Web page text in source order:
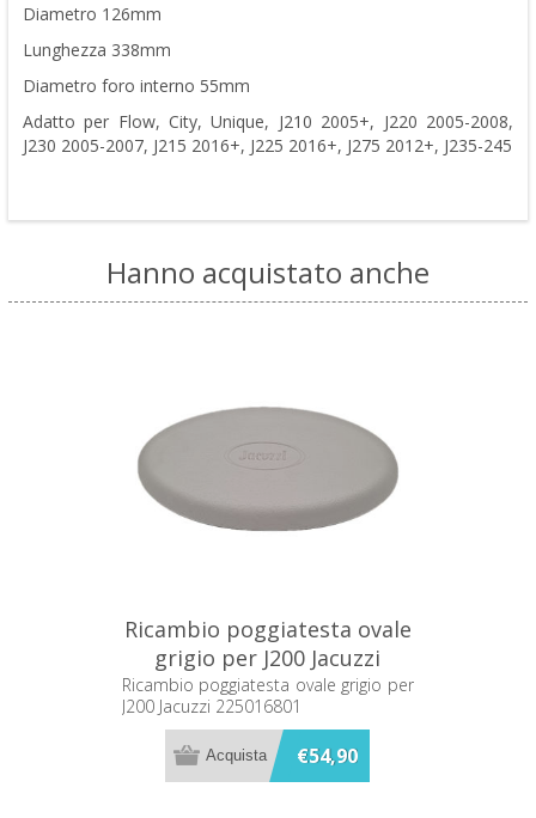
Diametro 126mm
Lunghezza 338mm
Diametro foro interno 55mm
Adatto per Flow, City, Unique, J210 2005+, J220 2005-2008,
J230 2005-2007, J215 2016+, J225 2016+, J275 2012+, J235-245
Hanno acquistato anche
Ricambio poggiatesta ovale
grigio per J200 Jacuzzi
225016801
Ricambio poggiatesta ovale grigio per
J200 Jacuzzi 225016801
€54,90